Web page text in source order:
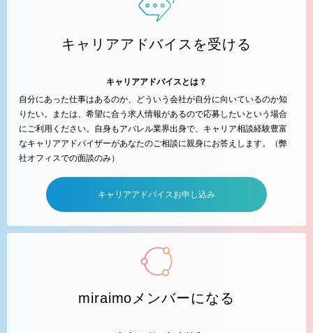
キャリアアドバイスを受ける
キャリアアドバイスとは？
自分にあった仕事はあるのか、どういう会社が自分に向いているのか知
りたい。または、希望に合う求人情報があるので応募したいという場合
にご利用ください。自身もアパレル業界出身で、キャリア相談経験豊富
なキャリアアドバイザーがあなたのご相談に親身にお答えします。（弊
社オフィスでの面談のみ）
キャリアアドバイスお申し込み
miraimoメンバーになる